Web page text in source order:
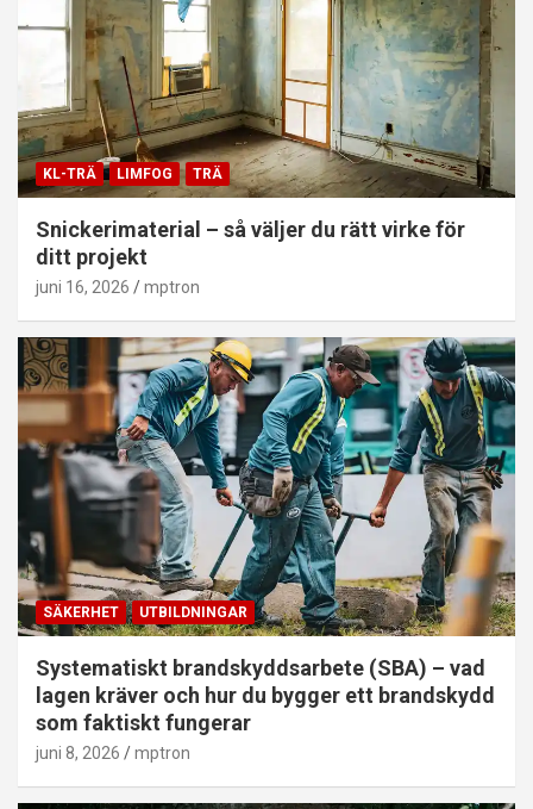
KL-TRÄ LIMFOG TRÄ
Snickerimaterial – så väljer du rätt virke för
ditt projekt
juni 16, 2026 mptron
SÄKERHET UTBILDNINGAR
Systematiskt brandskyddsarbete (SBA) – vad
lagen kräver och hur du bygger ett brandskydd
som faktiskt fungerar
juni 8, 2026 mptron